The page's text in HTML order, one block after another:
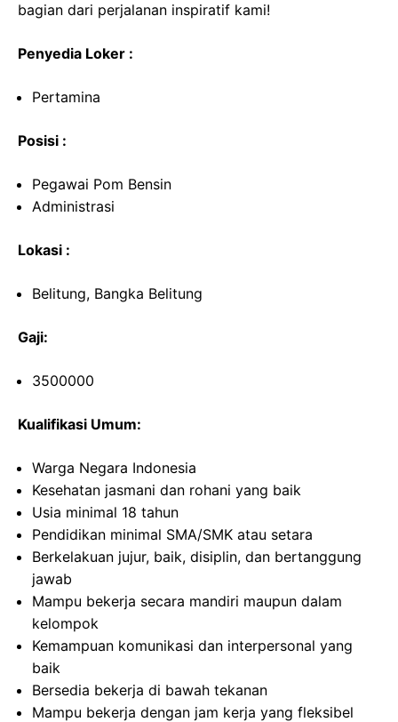
bagian dari perjalanan inspiratif kami!
Penyedia Loker :
Pertamina
Posisi :
Pegawai Pom Bensin
Administrasi
Lokasi :
Belitung, Bangka Belitung
Gaji:
3500000
Kualifikasi Umum:
Warga Negara Indonesia
Kesehatan jasmani dan rohani yang baik
Usia minimal 18 tahun
Pendidikan minimal SMA/SMK atau setara
Berkelakuan jujur, baik, disiplin, dan bertanggung
jawab
Mampu bekerja secara mandiri maupun dalam
kelompok
Kemampuan komunikasi dan interpersonal yang
baik
Bersedia bekerja di bawah tekanan
Mampu bekerja dengan jam kerja yang fleksibel